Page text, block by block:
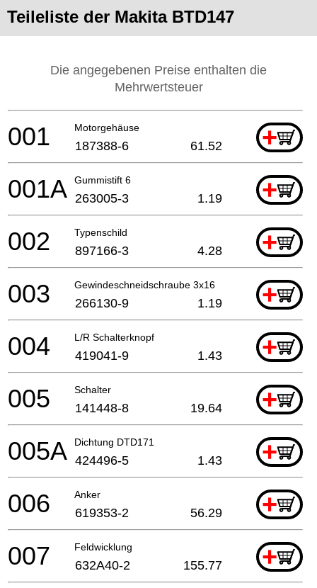
Teileliste der Makita BTD147
Die angegebenen Preise enthalten die
Mehrwertsteuer
Motorgehäuse +
001 187388-6 61.52
Gummistift 6 +
001A 263005-3 1.19
Typenschild +
002 897166-3 4.28
Gewindeschneidschraube 3x16 +
003 266130-9 1.19
L/R Schalterknopf +
004 419041-9 1.43
Schalter +
005 141448-8 19.64
Dichtung DTD171 +
005A 424496-5 1.43
Anker +
006 619353-2 56.29
Feldwicklung +
007 632A40-2 155.77